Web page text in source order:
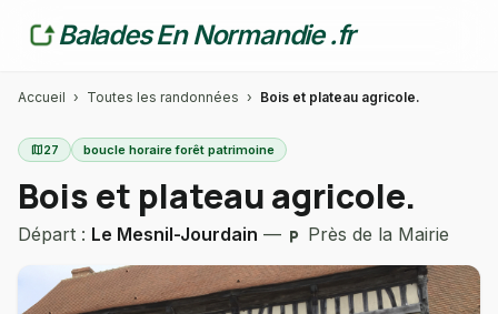
Balades En Normandie .fr
Accueil › Toutes les randonnées › Bois et plateau agricole.
map27 boucle horaire forêt patrimoine
Bois et plateau agricole.
Départ : Le Mesnil-Jourdain — local_parking Près de la Mairie